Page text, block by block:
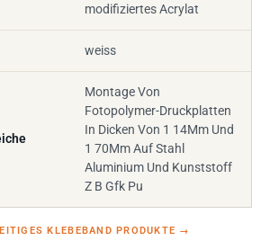
modifiziertes Acrylat
weiss
Montage Von
Fotopolymer-Druckplatten
In Dicken Von 1 14Mm Und
1 70Mm Auf Stahl
Aluminium Und Kunststoff
Z B Gfk Pu
KLEBEBAND PRODUKTE →